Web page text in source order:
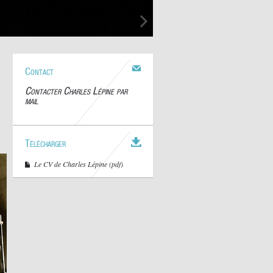
Contact
Contacter Charles Lépine par
mail
Télécharger
Le CV de Charles Lépine (pdf)